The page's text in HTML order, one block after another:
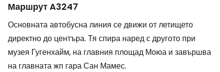
Маршрут A3247
Основната автобусна линия се движи от летището
директно до центъра. Тя спира наред с другото при
музея Гугенхайм, на главния площад Моюа и завършва
на главната жп гара Сан Мамес.